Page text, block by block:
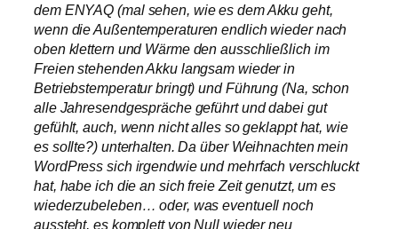
dem ENYAQ (mal sehen, wie es dem Akku geht,
wenn die Außentemperaturen endlich wieder nach
oben klettern und Wärme den ausschließlich im
Freien stehenden Akku langsam wieder in
Betriebstemperatur bringt) und Führung (Na, schon
alle Jahresendgespräche geführt und dabei gut
gefühlt, auch, wenn nicht alles so geklappt hat, wie
es sollte?) unterhalten. Da über Weihnachten mein
WordPress sich irgendwie und mehrfach verschluckt
hat, habe ich die an sich freie Zeit genutzt, um es
wiederzubeleben… oder, was eventuell noch
aussteht, es komplett von Null wieder neu